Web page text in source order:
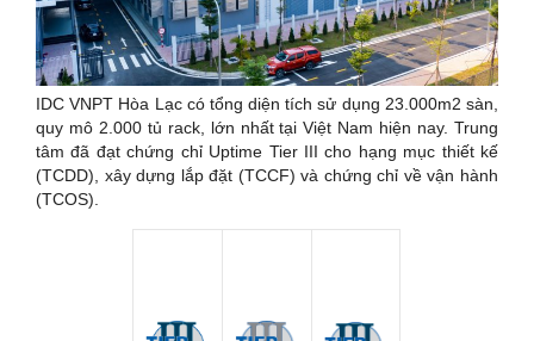
IDC VNPT Hòa Lạc có tổng diện tích sử dụng 23.000m2 sàn,
quy mô 2.000 tủ rack, lớn nhất tại Việt Nam hiện nay. Trung
tâm đã đạt chứng chỉ Uptime Tier III cho hạng mục thiết kế
(TCDD), xây dựng lắp đặt (TCCF) và chứng chỉ về vận hành
(TCOS).